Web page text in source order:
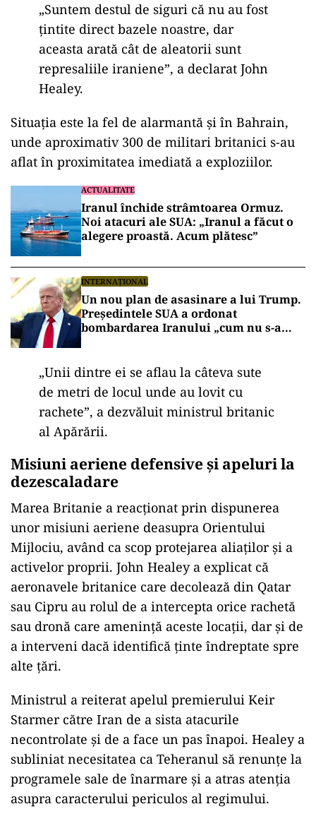
„Suntem destul de siguri că nu au fost
țintite direct bazele noastre, dar
aceasta arată cât de aleatorii sunt
represaliile iraniene”, a declarat John
Healey.
Situația este la fel de alarmantă și în Bahrain,
unde aproximativ 300 de militari britanici s-au
aflat în proximitatea imediată a exploziilor.
ACTUALITATE
Iranul închide strâmtoarea Ormuz.
Noi atacuri ale SUA: „Iranul a făcut o
alegere proastă. Acum plătesc”
INTERNAȚIONAL
Un nou plan de asasinare a lui Trump.
Președintele SUA a ordonat
bombardarea Iranului „cum nu s-a
„Unii dintre ei se aflau la câteva sute
de metri de locul unde au lovit cu
rachete”, a dezvăluit ministrul britanic
al Apărării.
Misiuni aeriene defensive și apeluri la
dezescaladare
Marea Britanie a reacționat prin dispunerea
unor misiuni aeriene deasupra Orientului
Mijlociu, având ca scop protejarea aliaților și a
activelor proprii. John Healey a explicat că
aeronavele britanice care decolează din Qatar
sau Cipru au rolul de a intercepta orice rachetă
sau dronă care amenință aceste locații, dar și de
a interveni dacă identifică ținte îndreptate spre
alte țări.
Ministrul a reiterat apelul premierului Keir
Starmer către Iran de a sista atacurile
necontrolate și de a face un pas înapoi. Healey a
subliniat necesitatea ca Teheranul să renunțe la
programele sale de înarmare și a atras atenția
asupra caracterului periculos al regimului.